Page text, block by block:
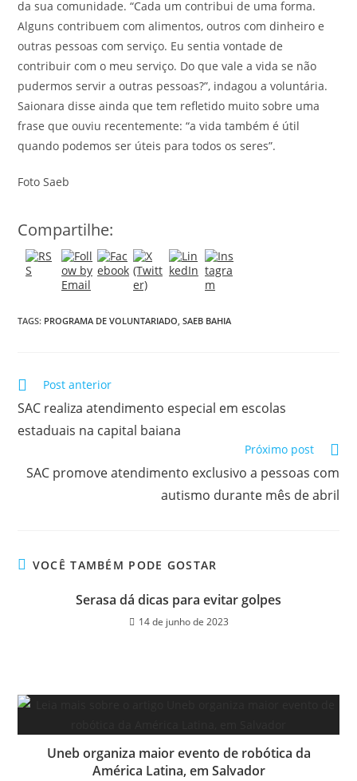
da sua comunidade. “Cada um contribui de uma forma.
Alguns contribuem com alimentos, outros com dinheiro e
outras pessoas com serviço. Eu sentia vontade de
contribuir com o meu serviço. Do que vale a vida se não
pudermos servir a outras pessoas?”, indagou a voluntária.
Saionara disse ainda que tem refletido muito sobre uma
frase que ouviu recentemente: “a vida também é útil
quando podemos ser úteis para todos os seres”.
Foto Saeb
Compartilhe:
TAGS: PROGRAMA DE VOLUNTARIADO, SAEB BAHIA
Post anterior
SAC realiza atendimento especial em escolas
estaduais na capital baiana
Próximo post
SAC promove atendimento exclusivo a pessoas com
autismo durante mês de abril
VOCÊ TAMBÉM PODE GOSTAR
Serasa dá dicas para evitar golpes
14 de junho de 2023
Uneb organiza maior evento de robótica da
América Latina, em Salvador